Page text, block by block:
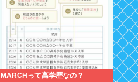
MARCHって高学歴なの？